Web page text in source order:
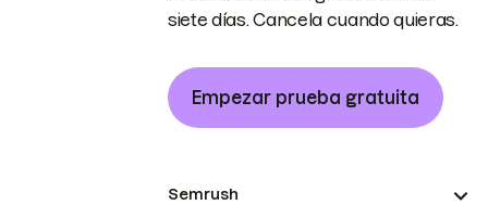
siete días. Cancela cuando quieras.
Empezar prueba gratuita
Semrush